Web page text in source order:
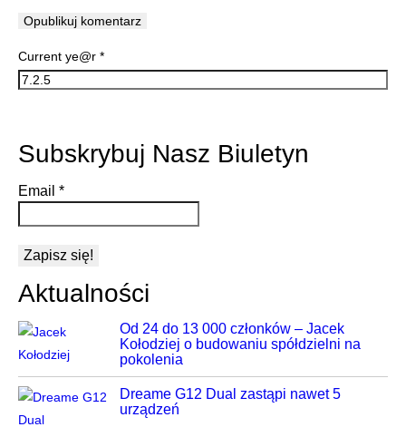
Current ye@r *
Subskrybuj Nasz Biuletyn
Email *
Aktualności
Od 24 do 13 000 członków – Jacek
Kołodziej o budowaniu spółdzielni na
pokolenia
Dreame G12 Dual zastąpi nawet 5
urządzeń